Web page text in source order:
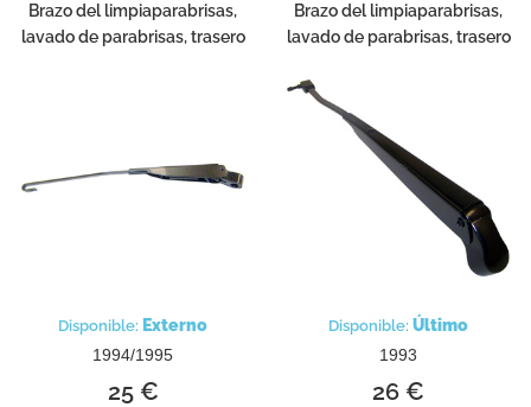
Brazo del limpiaparabrisas,
lavado de parabrisas, trasero
Disponible: Externo
1994/1995
25 €
Brazo del limpiaparabrisas,
lavado de parabrisas, trasero
Disponible: Último
1993
26 €